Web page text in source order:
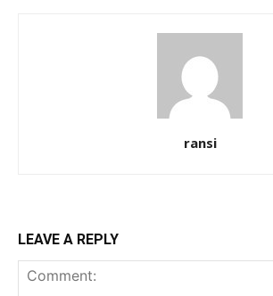
ransi
LEAVE A REPLY